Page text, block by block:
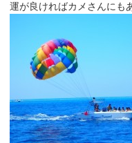
運が良ければカメさんにも